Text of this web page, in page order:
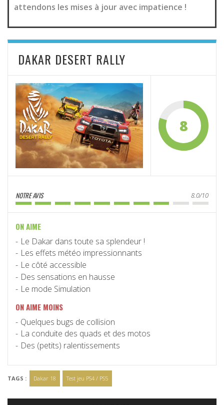
attendons les mises à jour avec impatience !
DAKAR DESERT RALLY
8
NOTRE AVIS 8.0/10
ON AIME
Le Dakar dans toute sa splendeur !
Les effets météo impressionnants
Le côté accessible
Des sensations en hausse
Le mode Simulation
ON AIME MOINS
Quelques bugs de collision
La conduite des quads et des motos
Des (petits) ralentissements
TAGS : Dakar 18 Test jeu PS4 / PS5